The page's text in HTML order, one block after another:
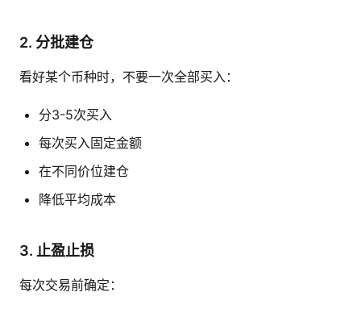
2. 分批建仓
看好某个币种时，不要一次全部买入：
分3-5次买入
每次买入固定金额
在不同价位建仓
降低平均成本
3. 止盈止损
每次交易前确定：